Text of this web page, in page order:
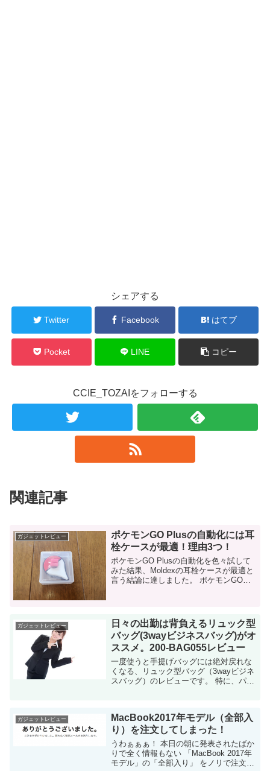
シェアする
Twitter Facebook はてブ
Pocket LINE コピー
CCIE_TOZAIをフォローする
関連記事
ガジェットレビュー
ポケモンGO Plusの自動化には耳
栓ケースが最適！理由3つ！
ポケモンGO Plusの自動化を色々試して
みた結果、Moldexの耳栓ケースが最適と
言う結論に達しました。 ポケモンGO
ガジェットレビュー
日々の出勤は背負えるリュック型
バッグ(3wayビジネスバッグ)がオ
ススメ。200-BAG055レビュー
一度使うと手提げバッグには絶対戻れな
くなる、リュック型バッグ（3wayビジネ
スバッグ）のレビューです。 特に、パソ
ガジェットレビュー
MacBook2017年モデル（全部入
り）を注文してしまった！
うわぁぁぁ！ 本日の朝に発表されたばか
りで全く情報もない 「MacBook 2017年
モデル」の「全部入り」 をノリで注文し